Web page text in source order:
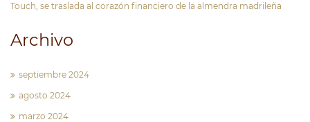
Touch, se traslada al corazón financiero de la almendra madrileña
Archivo
septiembre 2024
agosto 2024
marzo 2024